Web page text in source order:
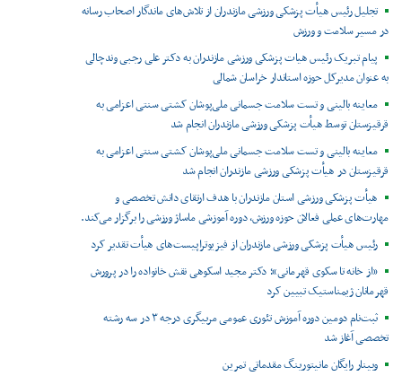
تجلیل رئیس هیأت پزشکی ورزشی مازندران از تلاش‌های ماندگار اصحاب رسانه
در مسیر سلامت و ورزش
پیام تبریک رئیس هیات پزشکی ورزشی مازندران به دکتر علی رجبی وندچالی
به عنوان مدیرکل حوزه استاندار خراسان شمالی
معاینه بالینی و تست سلامت جسمانی ملی‌پوشان کشتی سنتی اعزامی به
قرقیزستان توسط هیأت پزشکی ورزشی مازندران انجام شد
معاینه بالینی و تست سلامت جسمانی ملی‌پوشان کشتی سنتی اعزامی به
قرقیزستان در هیأت پزشکی ورزشی مازندران انجام شد
هیأت پزشکی ورزشی استان مازندران با هدف ارتقای دانش تخصصی و
مهارت‌های عملی فعالان حوزه ورزش، دوره آموزشی ماساژ ورزشی را برگزار می‌کند.
رئیس هیأت پزشکی ورزشی مازندران از فیزیوتراپیست‌های هیأت تقدیر کرد
«از خانه تا سکوی قهرمانی»؛ دکتر مجید اسکوهی نقش خانواده را در پرورش
قهرمانان ژیمناستیک تبیین کرد
ثبت‌نام دومین دوره آموزش تئوری عمومی مربیگری درجه ۳ در سه رشته
تخصصی آغاز شد
وبینار رایگان مانیتورینگ مقدماتی تمرین